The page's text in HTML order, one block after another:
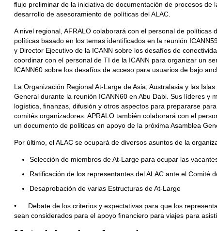
flujo preliminar de la iniciativa de documentación de procesos de
desarrollo de asesoramiento de políticas del ALAC.
A nivel regional, AFRALO colaborará con el personal de políticas
políticas basado en los temas identificados en la reunión
y Director Ejecutivo de la ICANN sobre los desafíos de
coordinar con el personal de TI de la ICANN para organizar un
ICANN60 sobre los desafíos de acceso para usuarios de bajo
La Organización Regional At-Large de Asia, Australasia y las
General durante la reunión ICANN60 en Abu Dabi. Sus líderes y
logística, finanzas, difusión y otros aspectos para prepararse
comités organizadores. APRALO también colaborará con el
un documento de políticas en apoyo de la próxima Asamblea
Por último, el ALAC se ocupará de diversos asuntos de la
Selección de miembros de At-Large para ocupar las
Ratificación de los representantes del ALAC ante el Comité
Desaprobación de varias Estructuras de At-Large
• Debate de los criterios y expectativas para que los
sean considerados para el apoyo financiero para viajes para